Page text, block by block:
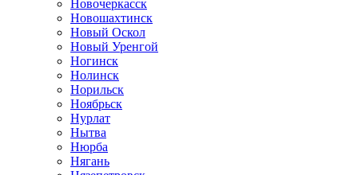
Новочеркасск
Новошахтинск
Новый Оскол
Новый Уренгой
Ногинск
Нолинск
Норильск
Ноябрьск
Нурлат
Нытва
Нюрба
Нягань